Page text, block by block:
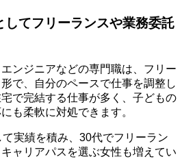
してフリーランスや業務委託
ンジニアなどの専門職は、フリー
で、自分のペースで仕事を調整し
で完結する仕事が多く、子どもの
も柔軟に対処できます。
実績を積み、30代でフリーラン
ャリアパスを選ぶ女性も増えてい